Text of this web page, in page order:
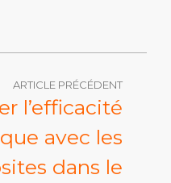
ARTICLE PRÉCÉDENT
l’efficacité
avec les
dans le